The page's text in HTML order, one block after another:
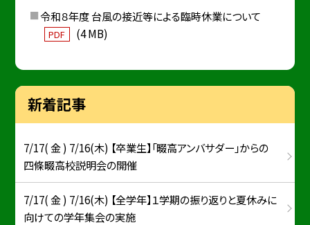
令和８年度 台風の接近等による臨時休業について
PDF (4 MB)
新着記事
7/17( 金 ) 7/16(木) 【卒業生】「畷高アンバサダー」からの
四條畷高校説明会の開催
7/17( 金 ) 7/16(木) 【全学年】１学期の振り返りと夏休みに
向けての学年集会の実施